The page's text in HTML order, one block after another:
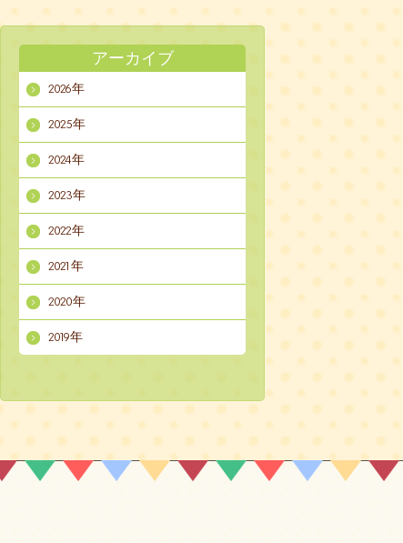
アーカイブ
2026年
2025年
2024年
2023年
2022年
2021年
2020年
2019年